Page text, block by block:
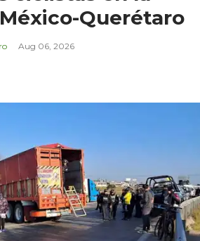
Querétaro
Aug 06, 2026